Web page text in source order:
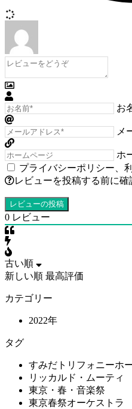
お
メ
ホ
プライバシーポリシー
レビューを投稿する前に
0 レビュー
古い順
新しい順 最高評価
カテゴリー
2022年
タグ
すみだトリフォニーホ
リッカルド・ムーティ
東京・春・音楽祭
東京春祭オーケストラ